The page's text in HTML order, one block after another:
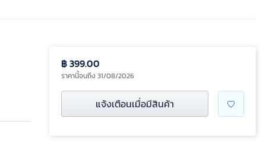
฿ 399.00
ราคานี้จนถึง 31/08/2026
แจ้งเตือนเมื่อมีสินค้า